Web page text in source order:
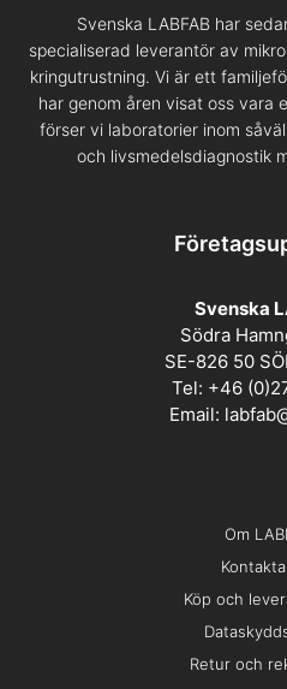
Svenska LABFAB har
specialiserad leverantör av
kringutrustning. Vi är ett
har genom åren visat oss vara
förser vi laboratorier inom
och livsmedelsdiagnostik
Svenska
Södra
SE-826 50
Tel: +46
Email:
Om
Köp och
Retur och